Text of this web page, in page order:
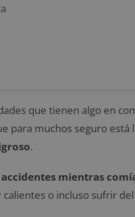
que tienen algo en
para muchos seguro está
.
accidentes mientras
o incluso sufrir